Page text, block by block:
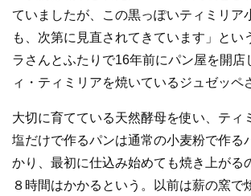
ていましたが、この黒っぽいティミリア
も、次第に見直されてきています」とい
ラさんとふたりで16年前にパン屋を開店
ィ・ティミリアを焼いているジュゼッペ
大切に育てている天然酵母を使い、ティ
塩だけで作るパンは通常の小麦粉で作る
かり、最初に仕込み始めても焼き上がる
８時間はかかるという。以前は薪の窯で